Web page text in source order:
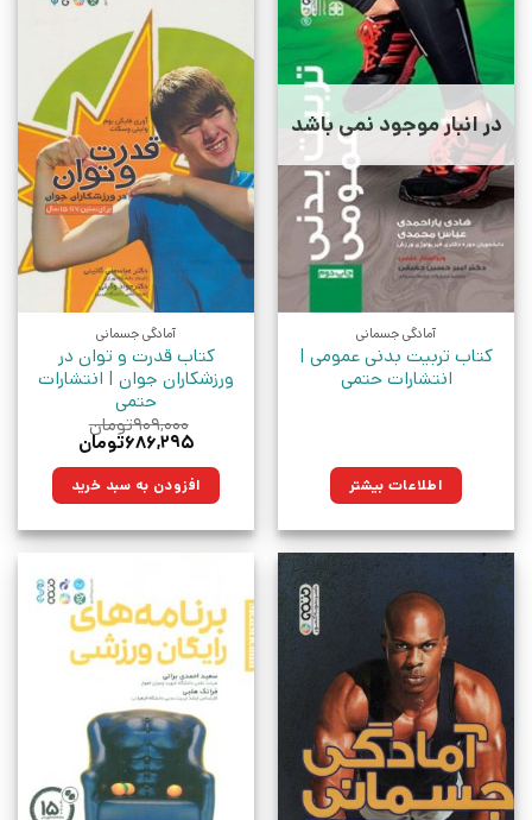
در انبار موجود نمی باشد
آمادگی جسمانی
کتاب تربیت بدنی عمومی |
انتشارات حتمی
اطلاعات بیشتر
آمادگی جسمانی
کتاب قدرت و توان در
ورزشکاران جوان | انتشارات
حتمی
۹۰۹,۰۰۰تومان
قیمت
۹۰۹,۰۰۰تومان
بود.
۶۸۶,۲۹۵تومان
۶۸۶,۲۹۵تومان.افزودن به سبد خرید